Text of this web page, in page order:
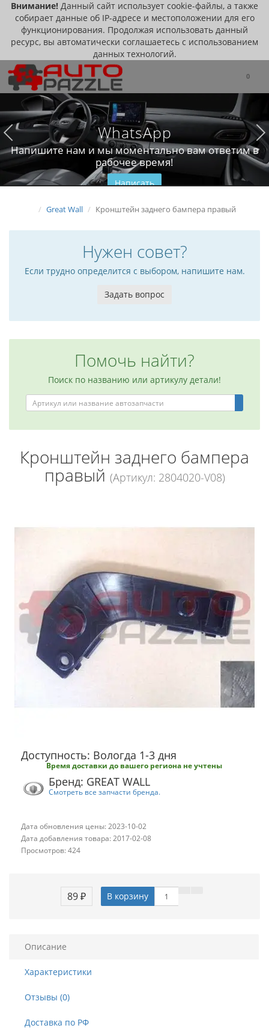
Внимание! Данный сайт использует cookie-файлы, а также
собирает данные об IP-адресе и местоположении для его
функционирования. Продолжая использовать данный
ресурс, вы автоматически соглашаетесь с использованием
данных технологий.
0
WhatsApp
Напишите нам и мы моментально вам ответим в
рабочее время!
Написать
Great Wall Кронштейн заднего бампера правый
Нужен совет?
Если трудно определится с выбором, напишите нам.
Задать вопрос
Помочь найти?
Поиск по названию или артикулу детали!
Кронштейн заднего бампера
правый (Артикул: 2804020-V08)
Доступность: Вологда 1-3 дня
Время доставки до вашего региона не учтены
Бренд: GREAT WALL
Смотреть все запчасти бренда.
Дата обновления цены: 2023-10-02
Дата добавления товара: 2017-02-08
Просмотров: 424
89 ₽ В корзину
Описание
Характеристики
Отзывы (0)
Доставка по РФ